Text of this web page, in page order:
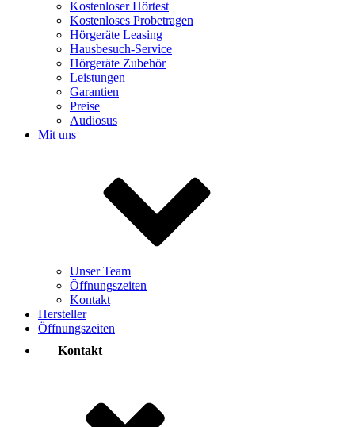
Kostenloser Hörtest
Kostenloses Probetragen
Hörgeräte Leasing
Hausbesuch-Service
Hörgeräte Zubehör
Leistungen
Garantien
Preise
Audiosus
Mit uns
Unser Team
Öffnungszeiten
Kontakt
Hersteller
Öffnungszeiten
Kontakt